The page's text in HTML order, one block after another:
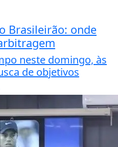
Brasileirão: onde
neste domingo, às
de objetivos